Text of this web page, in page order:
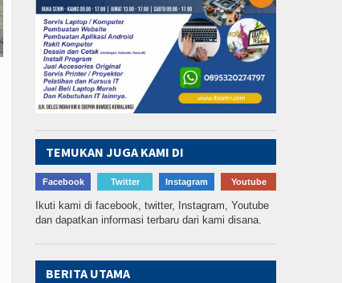
TEMUKAN JUGA KAMI DI
Facebook Twitter Instagram Youtube
Ikuti kami di facebook, twitter, Instagram, Youtube
dan dapatkan informasi terbaru dari kami disana.
BERITA UTAMA